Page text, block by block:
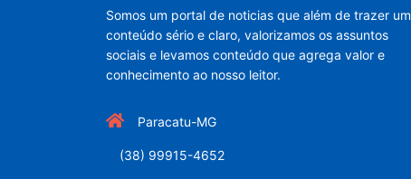
Somos um portal de noticias que além de trazer um
conteúdo sério e claro, valorizamos os assuntos
sociais e levamos conteúdo que agrega valor e
conhecimento ao nosso leitor.
Paracatu-MG
(38) 99915-4652